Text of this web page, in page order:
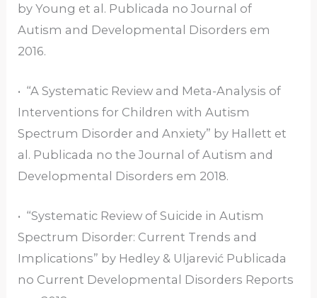
by Young et al. Publicada no Journal of
Autism and Developmental Disorders em
2016.
• “A Systematic Review and Meta-Analysis of
Interventions for Children with Autism
Spectrum Disorder and Anxiety” by Hallett et
al. Publicada no the Journal of Autism and
Developmental Disorders em 2018.
• “Systematic Review of Suicide in Autism
Spectrum Disorder: Current Trends and
Implications” by Hedley & Uljarević Publicada
no Current Developmental Disorders Reports